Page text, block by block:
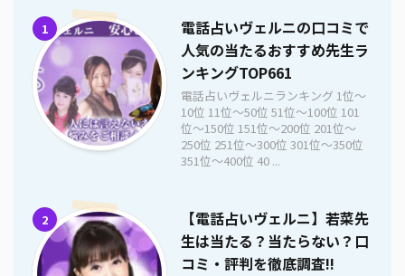
1
電話占いヴェルニの口コミで
人気の当たるおすすめ先生ラ
ンキングTOP661
電話占いヴェルニランキング 1位〜
10位 11位〜50位 51位〜100位 101
位〜150位 151位〜200位 201位〜
250位 251位〜300位 301位〜350位
351位〜400位 40 ...
2
【電話占いヴェルニ】若菜先
生は当たる？当たらない？口
コミ・評判を徹底調査!!